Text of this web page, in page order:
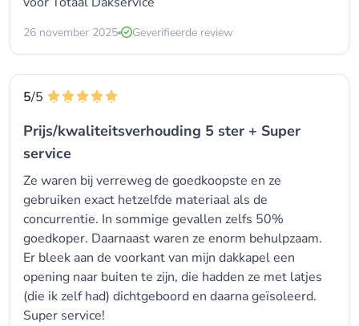
26 november 2025 Geverifieerde review
5/5
Prijs/kwaliteitsverhouding 5 ster + Super
service
Ze waren bij verreweg de goedkoopste en ze
gebruiken exact hetzelfde materiaal als de
concurrentie. In sommige gevallen zelfs 50%
goedkoper. Daarnaast waren ze enorm behulpzaam.
Er bleek aan de voorkant van mijn dakkapel een
opening naar buiten te zijn, die hadden ze met latjes
(die ik zelf had) dichtgeboord en daarna geïsoleerd.
Super service!